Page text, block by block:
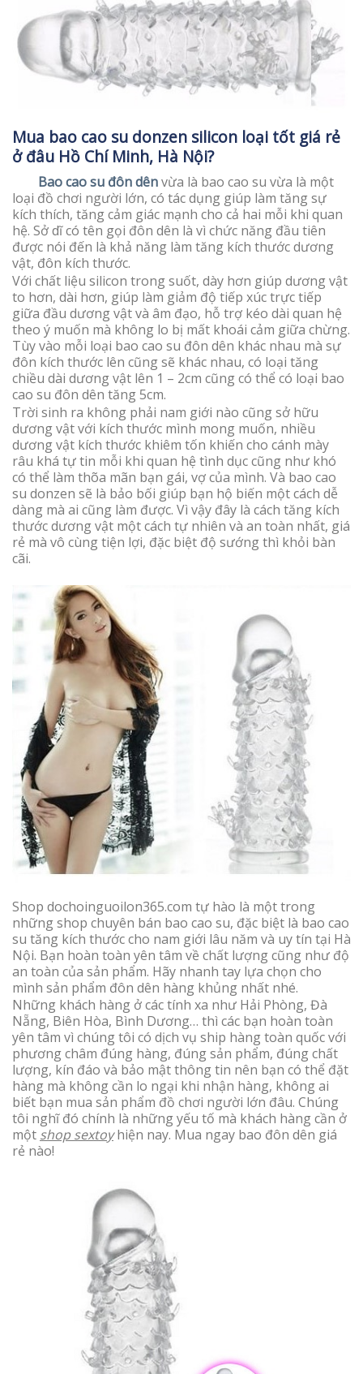
Mua bao cao su donzen silicon loại tốt giá rẻ
ở đâu Hồ Chí Minh, Hà Nội?
Bao cao su đôn dênvừa là bao cao su vừa là một
loại đồ chơi người lớn, có tác dụng giúp làm tăng sự
kích thích, tăng cảm giác mạnh cho cả hai mỗi khi quan
hệ. Sở dĩ có tên gọi đôn dên là vì chức năng đầu tiên
được nói đến là khả năng làm tăng kích thước dương
vật, đôn kích thước.
Với chất liệu silicon trong suốt, dày hơn giúp dương vật
to hơn, dài hơn, giúp làm giảm độ tiếp xúc trực tiếp
giữa đầu dương vật và âm đạo, hỗ trợ kéo dài quan hệ
theo ý muốn mà không lo bị mất khoái cảm giữa chừng.
Tùy vào mỗi loại bao cao su đôn dên khác nhau mà sự
đôn kích thước lên cũng sẽ khác nhau, có loại tăng
chiều dài dương vật lên 1 – 2cm cũng có thể có loại bao
cao su đôn dên tăng 5cm.
Trời sinh ra không phải nam giới nào cũng sở hữu
dương vật với kích thước mình mong muốn, nhiều
dương vật kích thước khiêm tốn khiến cho cánh mày
râu khá tự tin mỗi khi quan hệ tình dục cũng như khó
có thể làm thõa mãn bạn gái, vợ của mình. Và bao cao
su donzen sẽ là bảo bối giúp bạn hộ biến một cách dễ
dàng mà ai cũng làm được. Vì vậy đây là cách tăng kích
thước dương vật một cách tự nhiên và an toàn nhất, giá
rẻ mà vô cùng tiện lợi, đặc biệt độ sướng thì khỏi bàn
cãi.
Shop dochoinguoilon365.com tự hào là một trong
những shop chuyên bán bao cao su, đặc biệt là bao cao
su tăng kích thước cho nam giới lâu năm và uy tín tại Hà
Nội. Bạn hoàn toàn yên tâm về chất lượng cũng như độ
an toàn của sản phẩm. Hãy nhanh tay lựa chọn cho
mình sản phẩm đôn dên hàng khủng nhất nhé.
Những khách hàng ở các tính xa như Hải Phòng, Đà
Nẵng, Biên Hòa, Bình Dương… thì các bạn hoàn toàn
yên tâm vì chúng tôi có dịch vụ ship hàng toàn quốc với
phương châm đúng hàng, đúng sản phẩm, đúng chất
lượng, kín đáo và bảo mật thông tin nên bạn có thể đặt
hàng mà không cần lo ngại khi nhận hàng, không ai
biết bạn mua sản phẩm đồ chơi người lớn đâu. Chúng
tôi nghĩ đó chính là những yếu tố mà khách hàng cần ở
một shop sextoyhiện nay. Mua ngay bao đôn dên giá
rẻ nào!